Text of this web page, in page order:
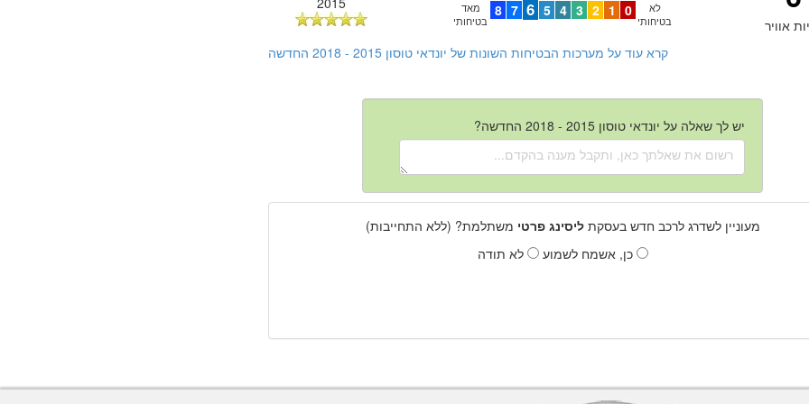
אוויר
לא
בטיחותי
0
1
2
3
4
5
6
7
8
מאד
בטיחותי
קרא עוד על מערכות הבטיחות השונות של יונדאי טוסון 2015 - 2018 החדשה
יש לך שאלה על יונדאי טוסון 2015 - 2018 החדשה?
מעוניין לשדרג לרכב חדש בעסקתליסינג פרטי משתלמת? (ללא התחייבות)
כן, אשמח לשמוע
לא תודה